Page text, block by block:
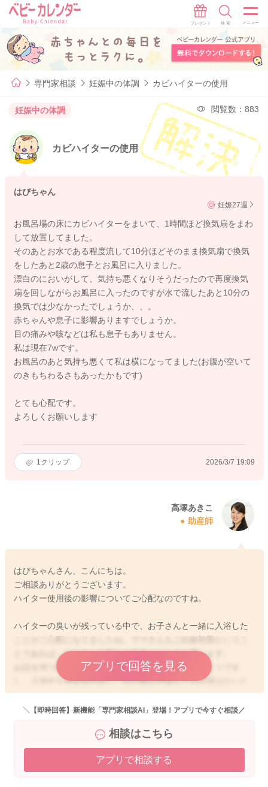
専門家相談 妊娠中の体調 カビハイターの使用
妊娠中の体調 閲覧数：883
カビハイターの使用
はぴちゃん
妊娠27週
お風呂場の床にカビハイターをまいて、1時間ほど換気扇をまわ
して放置してました。
そのあとお水である程度流して10分ほどそのまま換気扇で換気
をしたあと2歳の息子とお風呂に入りました。
漂白のにおいがして、気持ち悪くなりそうだったので再度換気
扇を回しながらお風呂に入ったのですが水で流したあと10分の
換気では少なかったでしょうか、、。
赤ちゃんや息子に影響ありますでしょうか。
目の痛みや咳などは私も息子もありません。
私は現在7wです。
お風呂のあと気持ち悪くて私は横になってました(お腹が空いて
のきもちわるさもあったかもです)
とても心配です。
よろしくお願いします
1 クリップ 2026/3/7 19:09
高塚あきこ
助産師
はぴちゃんさん、こんにちは。
ご相談ありがとうございます。
ハイター使用後の影響についてご心配なのですね。
ハイターの臭いが残っている中で、お子さんと一緒に入浴した
とであれば、なおさら心配なお気持ちになると思います。
お話を伺う限りですと、ずっと換気はなさっていたようです
し、入浴中も換気扇を回し、目の痛みや咳などの症状はないと
いうことですと、明らかな中毒症状はないように思いますよ。
ママさんもお子さんも、その後変わりなく過ごせているような
ればご様子を見ていただいていいと思いますよ。
アプリで回答を見る
＼【即時回答】新機能「専門家相談AI」登場！アプリで今すぐ相談／
相談はこちら
アプリで相談する